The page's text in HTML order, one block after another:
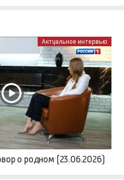
Актуальное интервью
о родном (23.06.2026)